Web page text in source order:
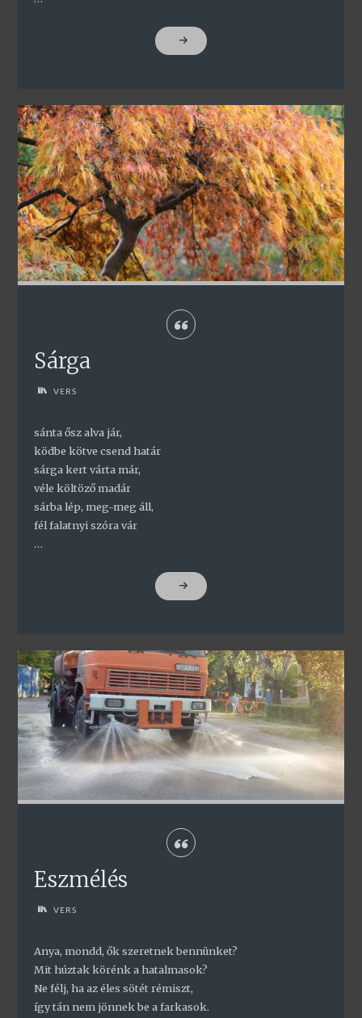
"WILLIAM
SZONETT"
Sárga
VERS
sánta ősz alva jár,
ködbe kötve csend határ
sárga kert várta már,
véle költöző madár
sárba lép, meg-meg áll,
fél falatnyi szóra vár
…
"SÁRGA"
Eszmélés
VERS
Anya, mondd, ők szeretnek bennünket?
Mit húztak körénk a hatalmasok?
Ne félj, ha az éles sötét rémiszt,
így tán nem jönnek be a farkasok.